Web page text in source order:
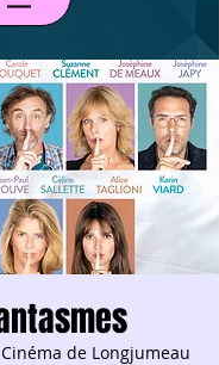
Cinéma de Longjumeau